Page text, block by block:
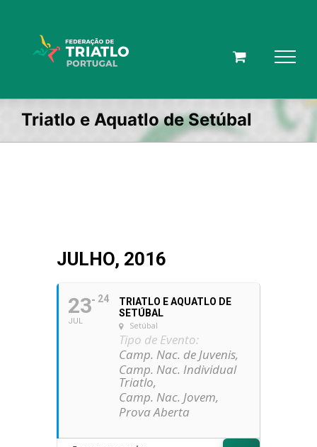
Triatlo e Aquatlo de Setúbal
JULHO, 2016
23
JUL
24
TRIATLO E AQUATLO DE
SETÚBAL
Setúbal
Tipo de Evento:
Camp. Nac. de Juvenis,
Camp. Nac. Individual
Triatlo,
Camp. Nac. Jovem,
Prova Aberta